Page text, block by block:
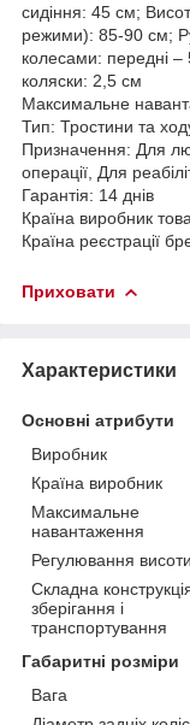
сидіння: 45 см;
режими): 85-90 см;
колесами: передні –
коляски: 2,5 см
Максимальне
Тип: Тростини та
Призначення: Для
операції, Для
Гарантія: 14 днів
Країна виробник
Країна реєстрації
Приховати
Характеристики
Основні атрибути
Виробник
Країна виробник
Максимальне
навантаження
Регулювання висоти
Складна
зберігання і
транспортування
Габаритні розміри
Вага